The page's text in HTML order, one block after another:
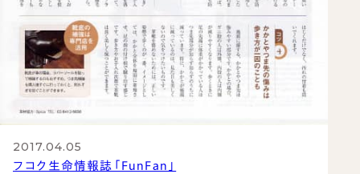
2017.04.05
フコク生命情報誌「FunFan」